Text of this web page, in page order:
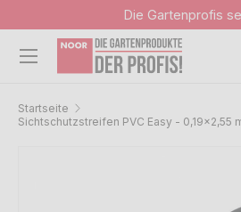
Direkt zum Inhalt
Die Gartenprofis
Menü
Startseite
Sichtschutzstreifen PVC Easy - 0,19x2,55